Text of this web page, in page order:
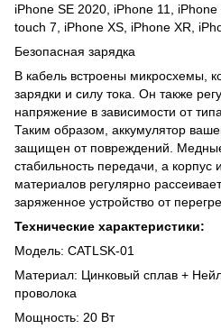
iPhone SE 2020, iPhone 11,
touch 7, iPhone XS, iPhone XR,
Безопасная зарядка
В кабель встроены микросхемы,
зарядки и силу тока. Он также
напряжение в зависимости от
Таким образом, аккумулятор
защищен от повреждений.
стабильность передачи, а корпус
материалов регулярно
заряженное устройство от
Технические характеристики:
Модель: CATLSK-01​
Материал: Цинковый сплав +
проволока
Мощность: 20 Вт